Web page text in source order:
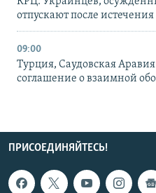
отпускают после истечения
09:00
Турция, Саудовская
соглашение о взаимной
ПРИСОЕДИНЯЙТЕСЬ!